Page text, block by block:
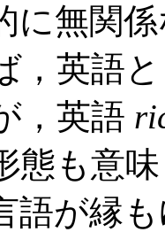
に無関
，英語
，英語
態も意
語が縁